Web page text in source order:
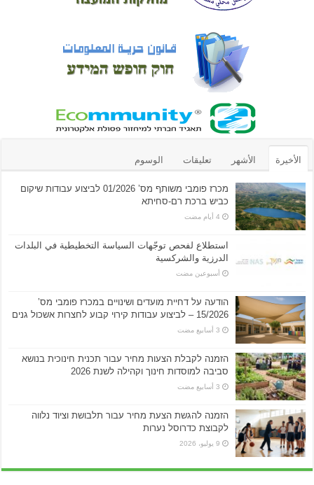
الأخيرة الأشهر تعليقات الوسوم
מכרז פומבי משותף מס’ 01/2026 לביצוע עבודות שיקום
כביש ברכת רם-סחיתא
استطلاع لفحص توجّهات السياسة التخطيطية في البلدات
الدرزية والشركسية
‏أسبوعين مضت
הודעה על דחיית מועדים ושינויים במכרז פומבי מס’
15/2026 – לביצוע עבודות קירוי קבוע לחצרות אשכול גנים
הזמנה לקבלת הצעות מחיר עבור תכנית חינוכית בנושא
סביבה למוסדות חינוך וקהילה לשנת 2026
הזמנה להגשת הצעת מחיר עבור תלבושת וציוד נלווה
לקבוצת כדרוסל נערות
9 يوليو، 2026